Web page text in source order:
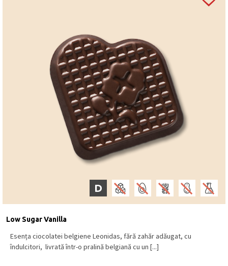
D
Low Sugar Vanilla
Esența ciocolatei belgiene Leonidas, fără zahăr adăugat, cu
îndulcitori, livrată într-o pralină belgiană cu un [...]